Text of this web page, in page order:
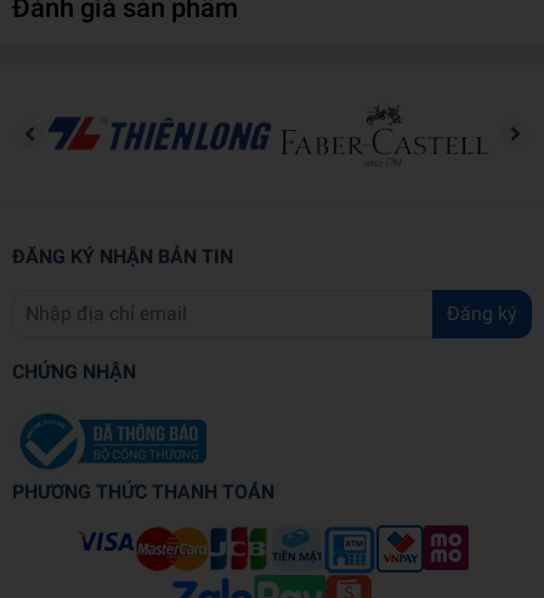
Đánh giá sản phẩm
ĐĂNG KÝ NHẬN BẢN TIN
Đăng ký
CHỨNG NHẬN
PHƯƠNG THỨC THANH TOÁN